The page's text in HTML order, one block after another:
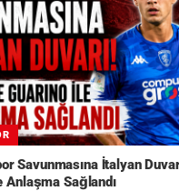
Savunmasına İtalyan
Anlaşma Sağlandı